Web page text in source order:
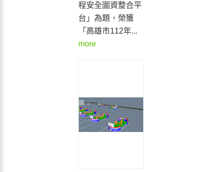
程安全圖資整合平
台」為題，榮獲
「高雄市112年...
more